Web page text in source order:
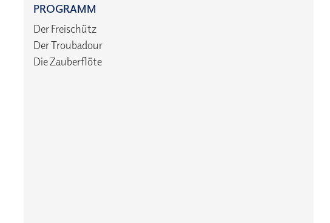
PROGRAMM
Der Freischütz
Der Troubadour
Die Zauberflöte